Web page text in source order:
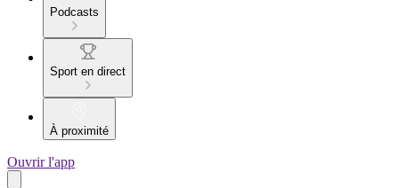
Podcasts
Sport en direct
À proximité
Ouvrir l'app